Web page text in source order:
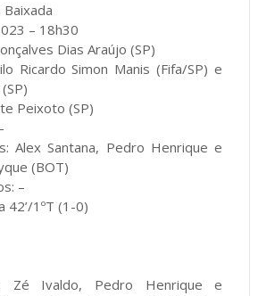
– 18h30
Dias Araújo (SP)
Ricardo Simon Manis (Fifa/SP) e
Peixoto (SP)
Alex Santana, Pedro Henrique e
(BOT)
–
42’/1ºT (1-0)
Zé Ivaldo, Pedro Henrique e